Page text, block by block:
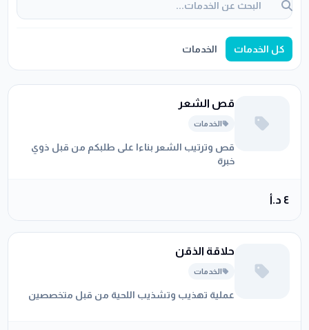
كل الخدمات الخدمات
قص الشعر
الخدمات
قص وترتيب الشعر بناءا على طلبكم من قبل ذوي
خبرة
٤ د.أ
حلاقة الذقن
الخدمات
عملية تهذيب وتشذيب اللحية من قبل متخصصين